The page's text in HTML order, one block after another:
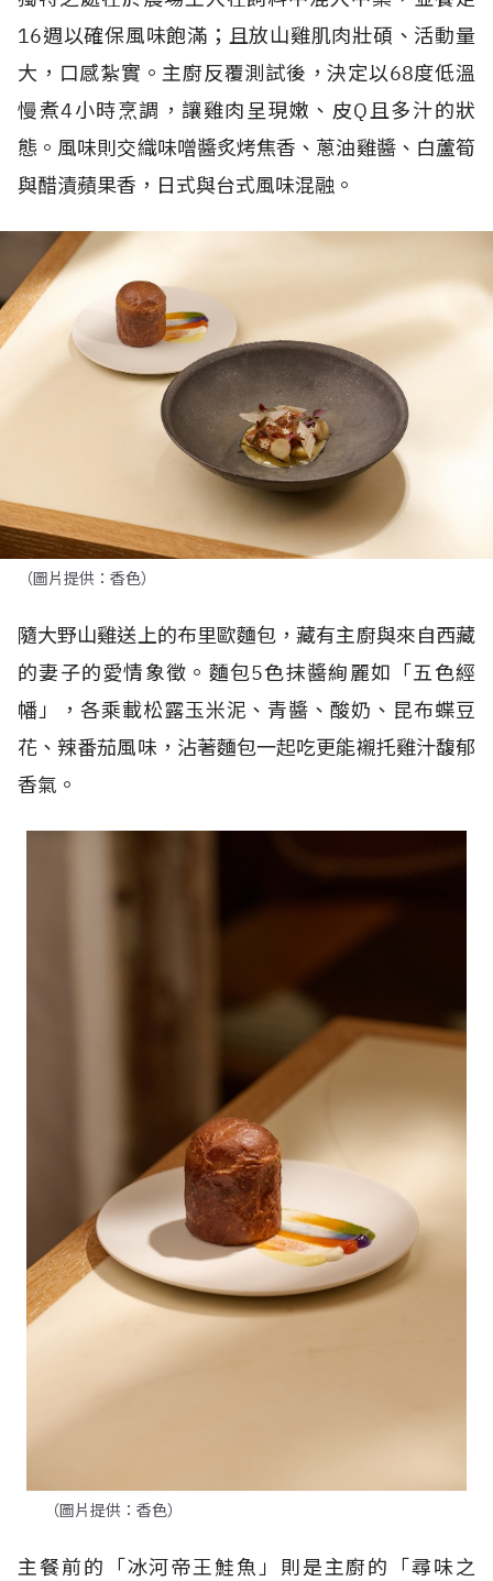
16週以確保風味飽滿；且放山雞肌肉壯碩、活動量
大，口感紮實。主廚反覆測試後，決定以68度低溫
慢煮4小時烹調，讓雞肉呈現嫩、皮Q且多汁的狀
態。風味則交織味噌醬炙烤焦香、蔥油雞醬、白蘆筍
與醋漬蘋果香，日式與台式風味混融。
（圖片提供：香色）
隨大野山雞送上的布里歐麵包，藏有主廚與來自西藏
的妻子的愛情象徵。麵包5色抹醬絢麗如「五色經
幡」，各乘載松露玉米泥、青醬、酸奶、昆布蝶豆
花、辣番茄風味，沾著麵包一起吃更能襯托雞汁馥郁
香氣。
（圖片提供：香色）
主餐前的「冰河帝王鮭魚」則是主廚的「尋味之